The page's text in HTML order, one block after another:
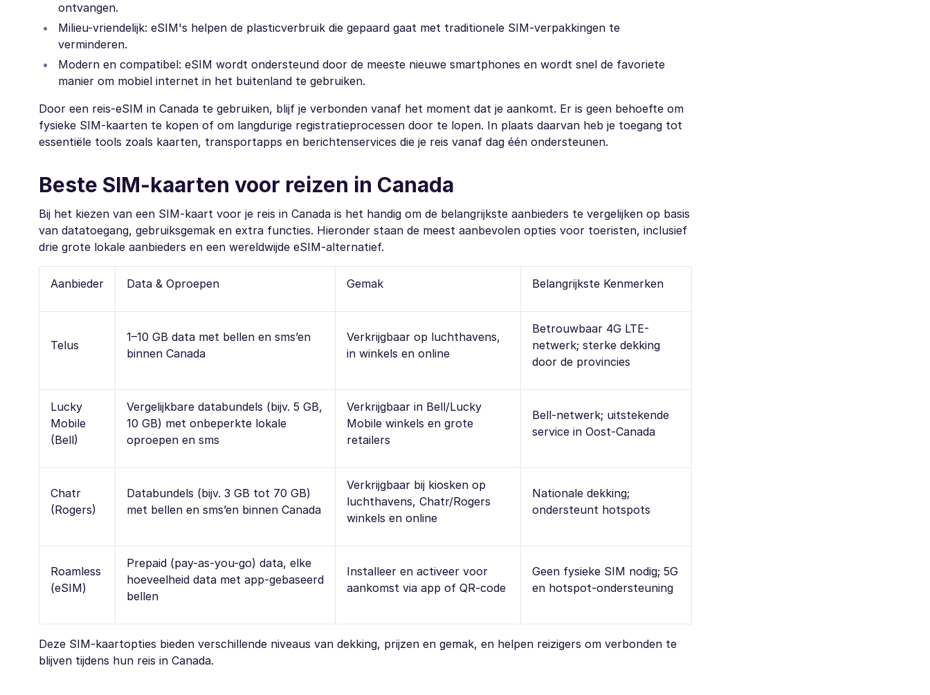
ontvangen.
Milieu-vriendelijk: eSIM's helpen de plasticverbruik die gepaard gaat met traditionele SIM-verpakkingen te
verminderen.
Modern en compatibel: eSIM wordt ondersteund door de meeste nieuwe smartphones en wordt snel de favoriete
manier om mobiel internet in het buitenland te gebruiken.
Door een reis-eSIM in Canada te gebruiken, blijf je verbonden vanaf het moment dat je aankomt. Er is geen behoefte om
fysieke SIM-kaarten te kopen of om langdurige registratieprocessen door te lopen. In plaats daarvan heb je toegang tot
essentiële tools zoals kaarten, transportapps en berichtenservices die je reis vanaf dag één ondersteunen.
Beste SIM-kaarten voor reizen in Canada
Bij het kiezen van een SIM-kaart voor je reis in Canada is het handig om de belangrijkste aanbieders te vergelijken op basis
van datatoegang, gebruiksgemak en extra functies. Hieronder staan de meest aanbevolen opties voor toeristen, inclusief
drie grote lokale aanbieders en een wereldwijde eSIM-alternatief.
Aanbieder Data & Oproepen Gemak Belangrijkste Kenmerken
Telus
1–10 GB data met bellen en sms’en
binnen Canada
Verkrijgbaar op luchthavens,
in winkels en online
Betrouwbaar 4G LTE-
netwerk; sterke dekking
door de provincies
Lucky
Mobile
(Bell)
Vergelijkbare databundels (bijv. 5 GB,
10 GB) met onbeperkte lokale
oproepen en sms
Verkrijgbaar in Bell/Lucky
Mobile winkels en grote
retailers
Bell-netwerk; uitstekende
service in Oost-Canada
Chatr
(Rogers)
Databundels (bijv. 3 GB tot 70 GB)
met bellen en sms’en binnen Canada
Verkrijgbaar bij kiosken op
luchthavens, Chatr/Rogers
winkels en online
Nationale dekking;
ondersteunt hotspots
Roamless
(eSIM)
Prepaid (pay-as-you-go) data, elke
hoeveelheid data met app-gebaseerd
bellen
Installeer en activeer voor
aankomst via app of QR-code
Geen fysieke SIM nodig; 5G
en hotspot-ondersteuning
Deze SIM-kaartopties bieden verschillende niveaus van dekking, prijzen en gemak, en helpen reizigers om verbonden te
blijven tijdens hun reis in Canada.